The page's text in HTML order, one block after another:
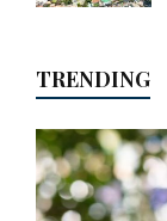
TRENDING